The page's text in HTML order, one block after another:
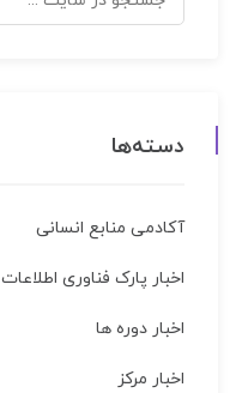
دسته‌ها
آکادمی منابع انسانی
اخبار پارک فناوری اطلاعات
اخبار دوره ها
اخبار مركز